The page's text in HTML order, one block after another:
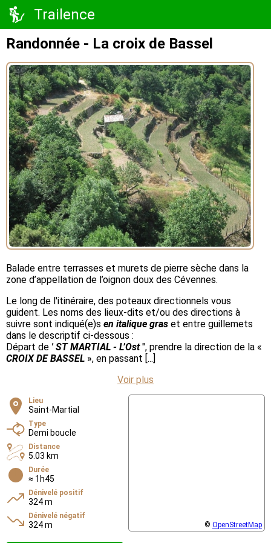
Trailence
Randonnée - La croix de Bassel
Balade entre terrasses et murets de pierre sèche dans la
zone d’appellation de l’oignon doux des Cévennes.
Le long de l'itinéraire, des poteaux directionnels vous
guident. Les noms des lieux-dits et/ou des directions à
suivre sont indiqué(e)s en italique gras et entre guillemets
dans le descriptif ci-dessous :
Départ de ' ST MARTIAL - L’Ost", prendre la direction de la «
CROIX DE BASSEL », en passant [...]
Voir plus
Lieu
Saint-Martial
Type
Demi boucle
Distance
5.03 km
Durée
≈ 1h45
Dénivelé positif
324 m
Dénivelé négatif
324 m © OpenStreetMap